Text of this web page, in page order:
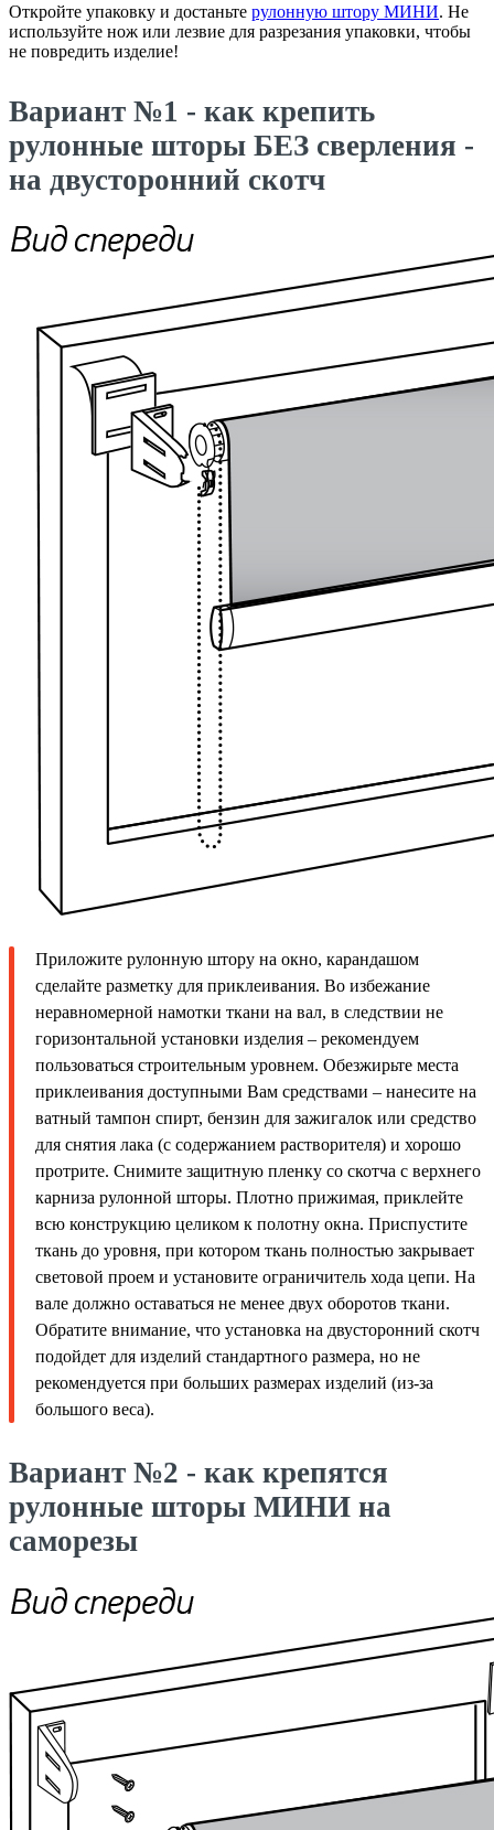
Откройте упаковку и достаньте рулонную штору МИНИ. Не
используйте нож или лезвие для разрезания упаковки, чтобы
не повредить изделие!
Вариант №1 - как крепить
рулонные шторы БЕЗ сверления -
на двусторонний скотч
Приложите рулонную штору на окно, карандашом
сделайте разметку для приклеивания. Во избежание
неравномерной намотки ткани на вал, в следствии не
горизонтальной установки изделия – рекомендуем
пользоваться строительным уровнем. Обезжирьте места
приклеивания доступными Вам средствами – нанесите на
ватный тампон спирт, бензин для зажигалок или средство
для снятия лака (с содержанием растворителя) и хорошо
протрите. Снимите защитную пленку со скотча с верхнего
карниза рулонной шторы. Плотно прижимая, приклейте
всю конструкцию целиком к полотну окна. Приспустите
ткань до уровня, при котором ткань полностью закрывает
световой проем и установите ограничитель хода цепи. На
вале должно оставаться не менее двух оборотов ткани.
Обратите внимание, что установка на двусторонний скотч
подойдет для изделий стандартного размера, но не
рекомендуется при больших размерах изделий (из-за
большого веса).
Вариант №2 - как крепятся
рулонные шторы МИНИ на
саморезы